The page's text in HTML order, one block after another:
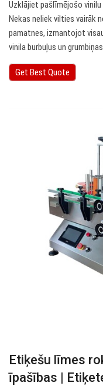
Uzklājiet pašlīmējošo
Nekas neliek vilties vairāk
pamatnes, izmantojot
vinila burbuļus un
Get Best Quote
Etiķešu līmes
īpašības |